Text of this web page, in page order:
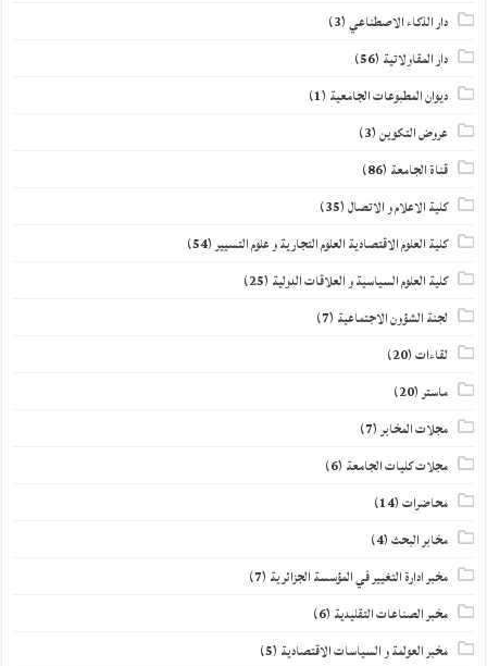
دار الذكاء الاصطناعي(3)
دار المقاولاتية (56)
ديوان المطبوعات الجامعية (1)
عروض التكوين(3)
قناة الجامعة (86)
كلية الاعلام و الاتصال(35)
كلية العلوم الاقتصادية العلوم التجارية و علوم التسيير(54)
كلية العلوم السياسية و العلاقات الدولية (25)
لجنة الشؤون الاجتماعية (7)
لقاءات(20)
ماستر(20)
مجلات المخابر(7)
مجلات كليات الجامعة (6)
محاضرات(14)
مخابر البحث(4)
مخبر ادارة التغيير في المؤسسة الجزائرية (7)
مخبر الصناعات التقليدية (6)
مخبر العولمة و السياسات الاقتصادية (5)